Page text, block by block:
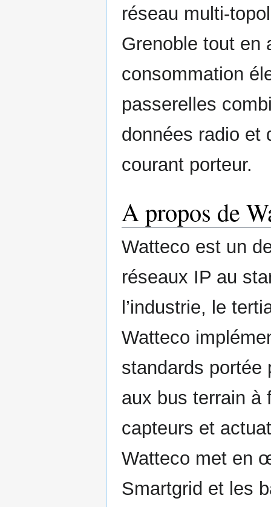
réseau multi-
Grenoble tout en
consommation
passerelles
données radio et
courant porteur.
A propos de
Watteco est un
réseaux IP au
l’industrie, le
Watteco
standards portée
aux bus terrain à
capteurs et
Watteco met en
Smartgrid et les